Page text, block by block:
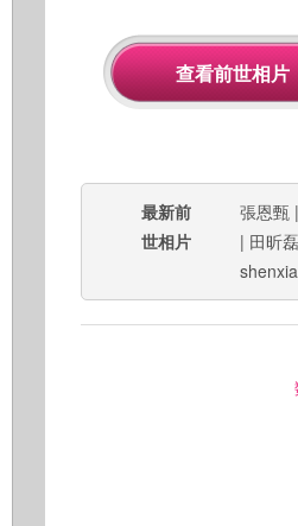
最新前
世相片
張恩甄
| 田昕磊